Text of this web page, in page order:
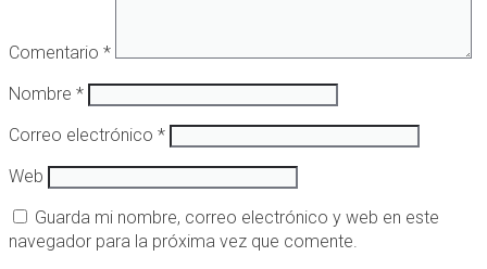
Comentario *
Nombre *
Correo electrónico *
Web
Guarda mi nombre, correo electrónico y web en este
navegador para la próxima vez que comente.